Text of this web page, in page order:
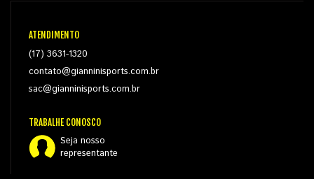
ATENDIMENTO
(17) 3631-1320
contato@gianninisports.com.br
sac@gianninisports.com.br
TRABALHE CONOSCO
Seja nosso
representante